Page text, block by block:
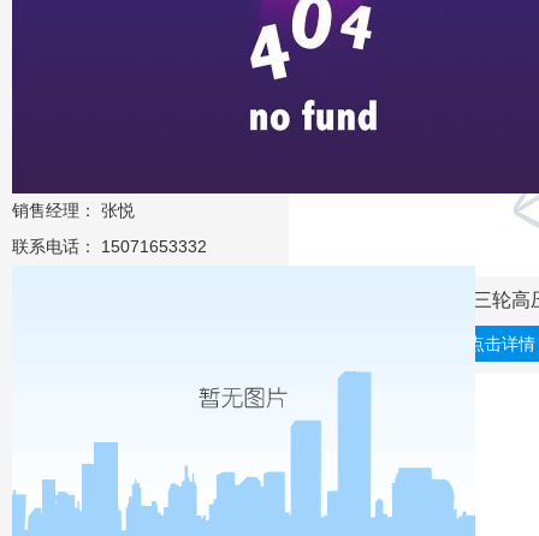
销售经理： 张悦
联系电话： 15071653332
小型电动三轮
点击详情